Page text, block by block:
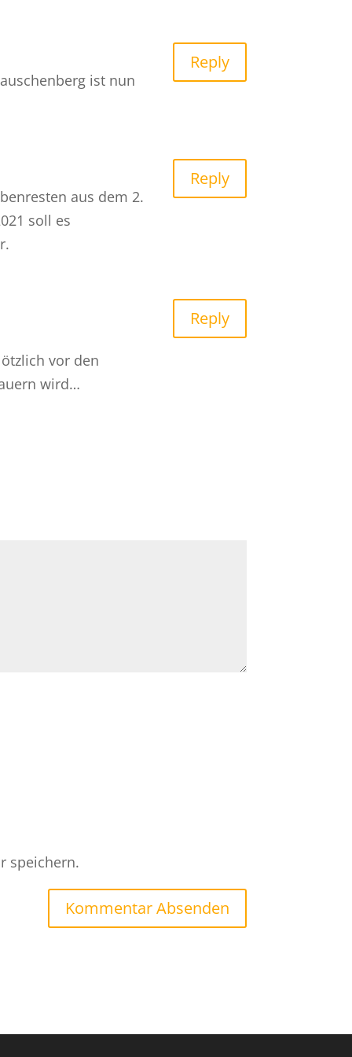
ist nun
Reply
aus dem 2.
soll es
Reply
vor den
wird…
Reply
speichern.